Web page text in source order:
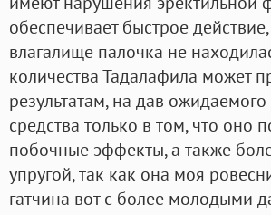
обеспечивает быстрое
влагалище палочка не
количества Тадалафила может
результатам, на дав
средства только в том, что оно
побочные эффекты, а также
упругой, так как она моя
гатчина вот с более молодыми